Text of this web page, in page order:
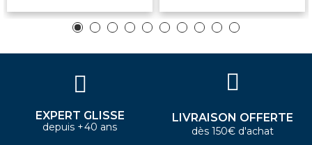
EXPERT GLISSE
depuis +40 ans
LIVRAISON OFFERTE
dès 150€ d'achat